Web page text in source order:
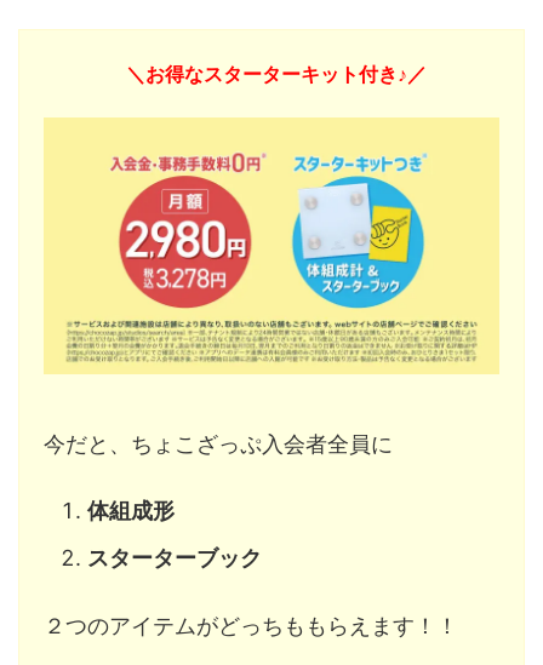
＼お得なスターターキット付き♪／
今だと、ちょこざっぷ入会者全員に
体組成形
スターターブック
２つのアイテムがどっちももらえます！！